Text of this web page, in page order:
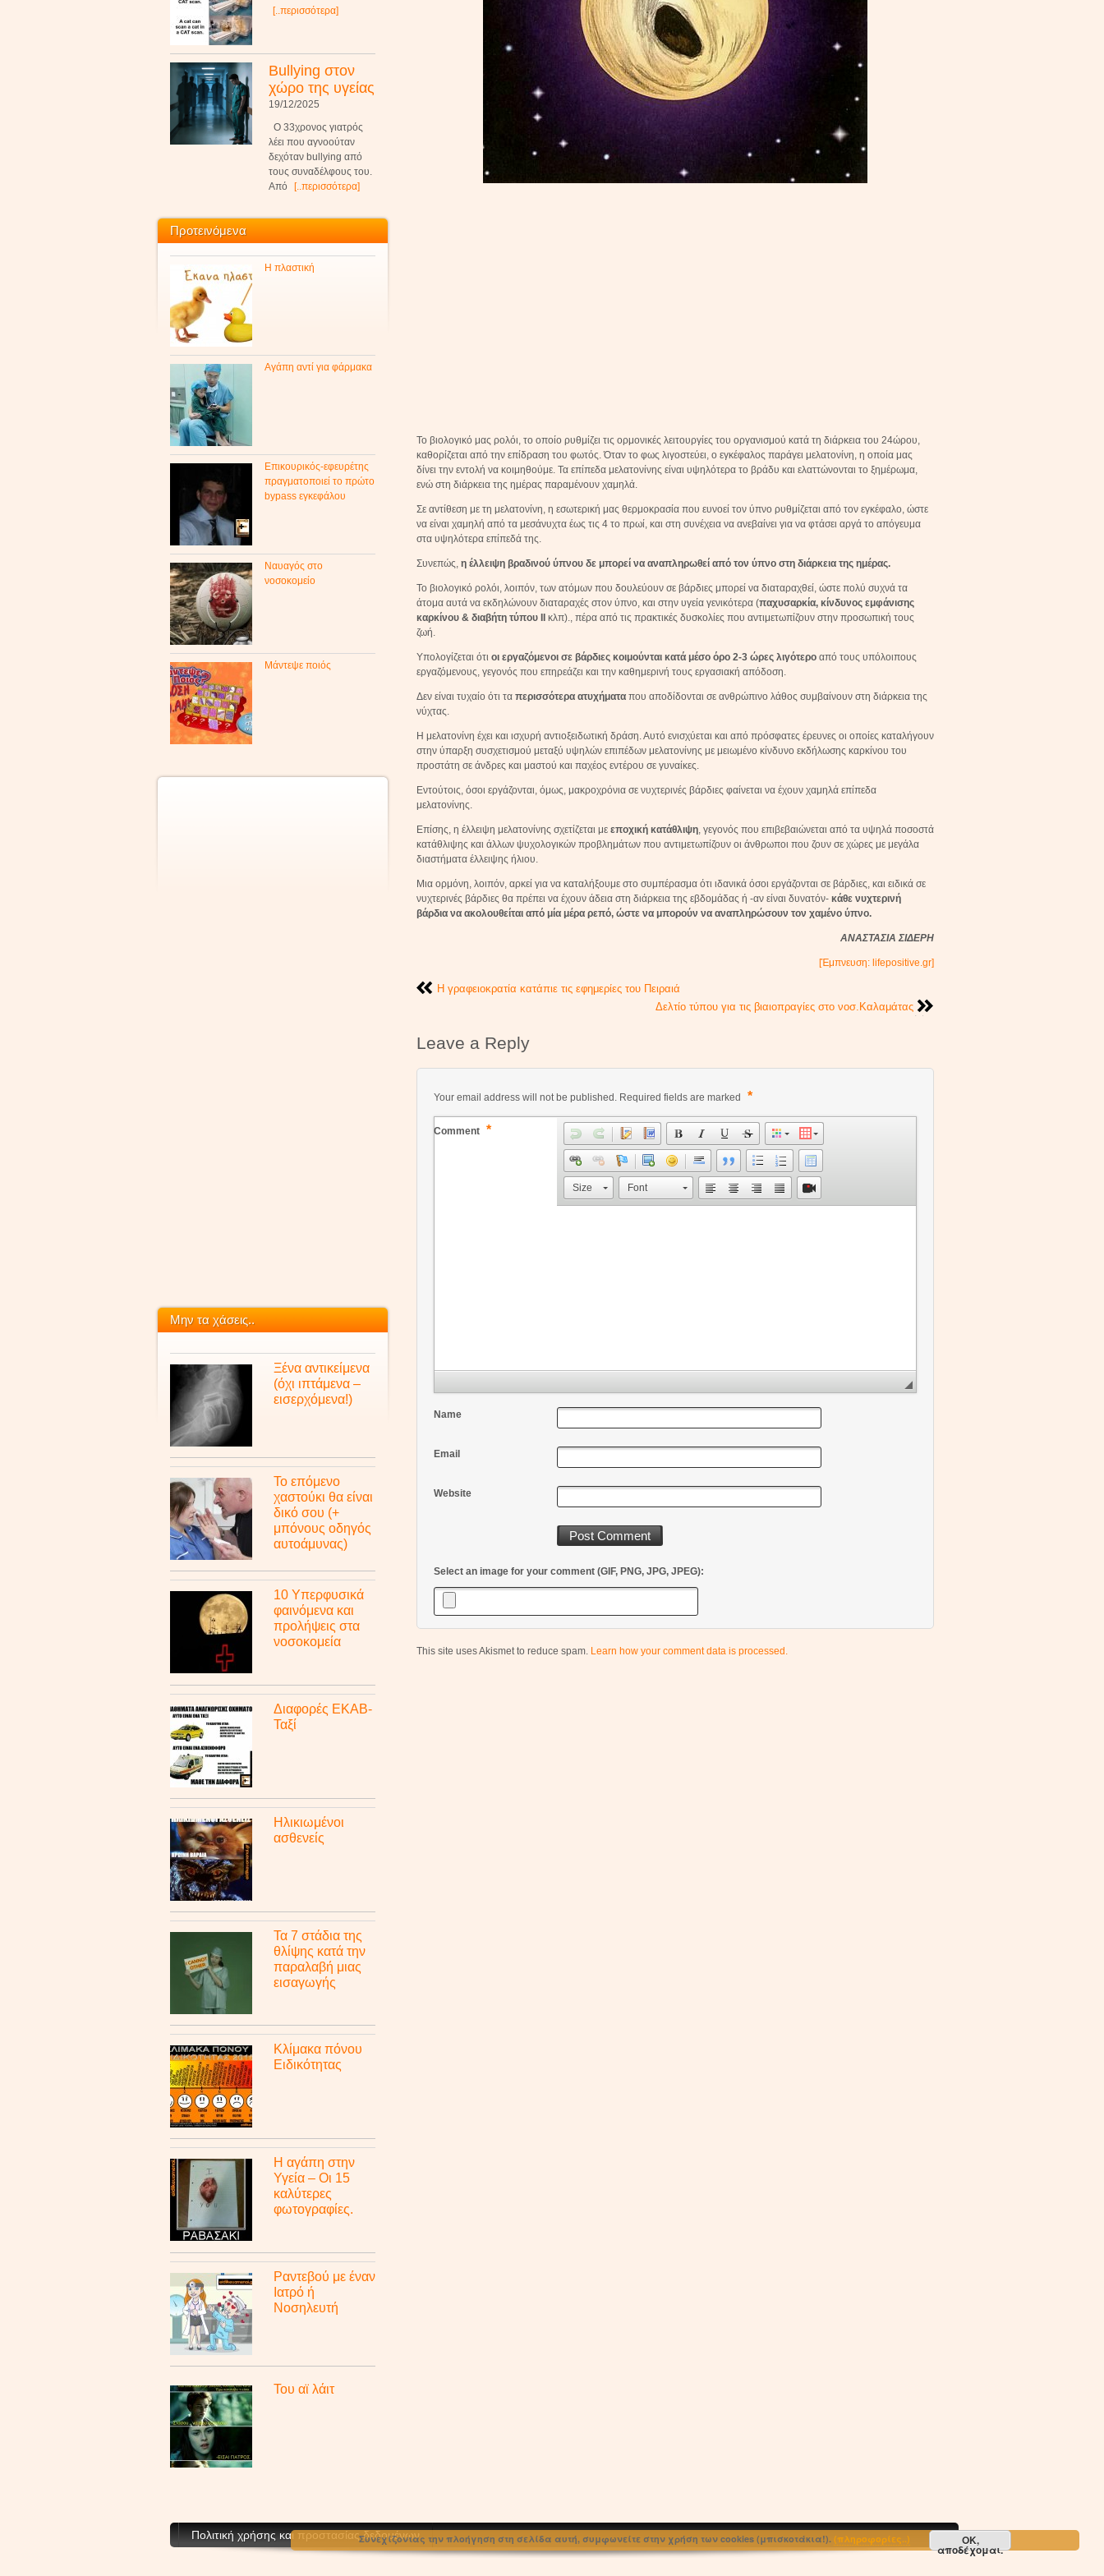
Το βιολογικό μας ρολόι, το οποίο ρυθμίζει τις ορμονικές λειτουργίες του οργανισμού κατά τη διάρκεια του 24ώρου,
καθορίζεται από την επίδραση του φωτός. Όταν το φως λιγοστεύει, ο εγκέφαλος παράγει μελατονίνη, η οποία μας
δίνει την εντολή να κοιμηθούμε. Τα επίπεδα μελατονίνης είναι υψηλότερα το βράδυ και ελαττώνονται το ξημέρωμα,
ενώ στη διάρκεια της ημέρας παραμένουν χαμηλά.
Σε αντίθεση με τη μελατονίνη, η εσωτερική μας θερμοκρασία που ευνοεί τον ύπνο ρυθμίζεται από τον εγκέφαλο, ώστε
να είναι χαμηλή από τα μεσάνυχτα έως τις 4 το πρωί, και στη συνέχεια να ανεβαίνει για να φτάσει αργά το απόγευμα
στα υψηλότερα επίπεδά της.
Συνεπώς, η έλλειψη βραδινού ύπνου δε μπορεί να αναπληρωθεί από τον ύπνο στη διάρκεια της ημέρας.
Το βιολογικό ρολόι, λοιπόν, των ατόμων που δουλεύουν σε βάρδιες μπορεί να διαταραχθεί, ώστε πολύ συχνά τα
άτομα αυτά να εκδηλώνουν διαταραχές στον ύπνο, και στην υγεία γενικότερα (παχυσαρκία, κίνδυνος εμφάνισης
καρκίνου & διαβήτη τύπου ΙΙ
κλπ)., πέρα από τις πρακτικές δυσκολίες που αντιμετωπίζουν στην προσωπική τους
ζωή.
Υπολογίζεται ότι οι εργαζόμενοι σε βάρδιες κοιμούνται κατά μέσο όρο 2-3 ώρες λιγότερο από τους υπόλοιπους
εργαζόμενους, γεγονός που επηρεάζει και την καθημερινή τους εργασιακή απόδοση.
Δεν είναι τυχαίο ότι τα περισσότερα ατυχήματα που αποδίδονται σε ανθρώπινο λάθος συμβαίνουν στη διάρκεια της
νύχτας.
Η μελατονίνη έχει και ισχυρή αντιοξειδωτική δράση. Αυτό ενισχύεται και από πρόσφατες έρευνες οι οποίες καταλήγουν
στην ύπαρξη συσχετισμού μεταξύ υψηλών επιπέδων μελατονίνης με μειωμένο κίνδυνο εκδήλωσης καρκίνου του
προστάτη σε άνδρες και μαστού και παχέος εντέρου σε γυναίκες.
Εντούτοις, όσοι εργάζονται, όμως, μακροχρόνια σε νυχτερινές βάρδιες φαίνεται να έχουν χαμηλά επίπεδα
μελατονίνης.
Επίσης, η έλλειψη μελατονίνης σχετίζεται με εποχική κατάθλιψη, γεγονός που επιβεβαιώνεται από τα υψηλά ποσοστά
κατάθλιψης και άλλων ψυχολογικών προβλημάτων που αντιμετωπίζουν οι άνθρωποι που ζουν σε χώρες με μεγάλα
διαστήματα έλλειψης ήλιου.
Μια ορμόνη, λοιπόν, αρκεί για να καταλήξουμε στο συμπέρασμα ότι ιδανικά όσοι εργάζονται σε βάρδιες, και ειδικά σε
νυχτερινές βάρδιες θα πρέπει να έχουν άδεια στη διάρκεια της εβδομάδας ή -αν είναι δυνατόν- κάθε νυχτερινή
βάρδια να ακολουθείται από μία μέρα ρεπό, ώστε να μπορούν να αναπληρώσουν τον χαμένο ύπνο.
ΑΝΑΣΤΑΣΙΑ ΣΙΔΕΡΗ
[Έμπνευση: lifepositive.gr]
Η γραφειοκρατία κατάπιε τις εφημερίες του Πειραιά
Δελτίο τύπου για τις βιαιοπραγίες στο νοσ.Καλαμάτας
Leave a Reply
Your email address will not be published. Required fields are marked *
Comment *
Size Font
Name
Email
Website
Select an image for your comment (GIF, PNG, JPG, JPEG):
This site uses Akismet to reduce spam. Learn how your comment data is processed.
[..περισσότερα]
Bullying στον
χώρο της υγείας
19/12/2025
Ο 33χρονος γιατρός
λέει που αγνοούταν
δεχόταν bullying από
τους συναδέλφους του.
Από
[..περισσότερα]
Προτεινόμενα
Η πλαστική
Αγάπη αντί για φάρμακα
Επικουρικός-εφευρέτης
πραγματοποιεί το πρώτο
bypass εγκεφάλου
Ναυαγός στο
νοσοκομείο
Μάντεψε ποιός
Μην τα χάσεις..
Ξένα αντικείμενα
(όχι ιπτάμενα –
εισερχόμενα!)
Το επόμενο
χαστούκι θα είναι
δικό σου (+
μπόνους οδηγός
αυτοάμυνας)
10 Υπερφυσικά
φαινόμενα και
προλήψεις στα
νοσοκομεία
Διαφορές ΕΚΑΒ-
Ταξί
Ηλικιωμένοι
ασθενείς
Τα 7 στάδια της
θλίψης κατά την
παραλαβή μιας
εισαγωγής
Κλίμακα πόνου
Ειδικότητας
Η αγάπη στην
Υγεία – Οι 15
καλύτερες
φωτογραφίες.
Ραντεβού με έναν
Ιατρό ή
Νοσηλευτή
Του αϊ λάιτ
Πολιτική χρήσης και προστασίας δεδομένωνΣυνεχίζοντας την πλοήγηση στη σελίδα αυτή, συμφωνείτε στην χρήση των cookies (μπισκοτάκια!). (πληροφορίες..) ΟΚ,
αποδέχομαι.